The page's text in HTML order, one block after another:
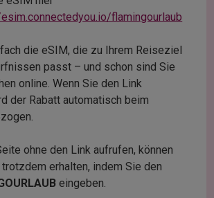
flamingourlaub
die eSIM, die zu Ihrem Reiseziel
passt – und schon sind Sie
online. Wenn Sie den Link
der Rabatt automatisch beim
ohne den Link aufrufen, können
erhalten, indem Sie den
eingeben.